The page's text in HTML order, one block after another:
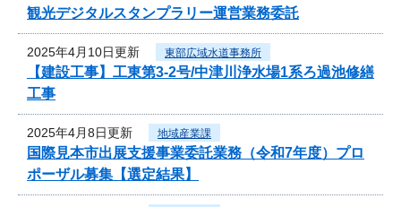
観光デジタルスタンプラリー運営業務委託
2025年4月10日更新 東部広域水道事務所
【建設工事】工東第3-2号/中津川浄水場1系ろ過池修繕
工事
2025年4月8日更新 地域産業課
国際見本市出展支援事業委託業務（令和7年度）プロ
ポーザル募集【選定結果】